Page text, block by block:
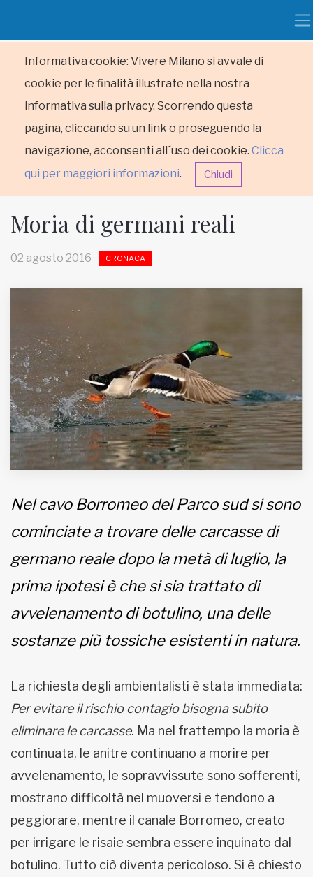
Informativa cookie: Vivere Milano si avvale di
cookie per le finalità illustrate nella nostra
informativa sulla privacy. Scorrendo questa
pagina, cliccando su un link o proseguendo la
navigazione, acconsenti all´uso dei cookie. Clicca
qui per maggiori informazioni. Chiudi
MUNICIPI
Inviateci le vostre segnalazioni
Iscriviti alla newsletter
www.viveremilano.info
Bernardis
EDB edizioni - Via Brivio angolo C.
Imbonati, 89 20159 Milano (Italia)
Moria di germani reali
02 agosto 2016 CRONACA
Nel cavo Borromeo del Parco sud si sono
cominciate a trovare delle carcasse di
germano reale dopo la metà di luglio, la
prima ipotesi è che si sia trattato di
avvelenamento di botulino, una delle
sostanze più tossiche esistenti in natura.
La richiesta degli ambientalisti è stata immediata:
Per evitare il rischio contagio bisogna subito
eliminare le carcasse. Ma nel frattempo la moria è
continuata, le anitre continuano a morire per
avvelenamento, le sopravvissute sono sofferenti,
mostrano difficoltà nel muoversi e tendono a
peggiorare, mentre il canale Borromeo, creato
per irrigare le risaie sembra essere inquinato dal
botulino. Tutto ciò diventa pericoloso. Si è chiesto